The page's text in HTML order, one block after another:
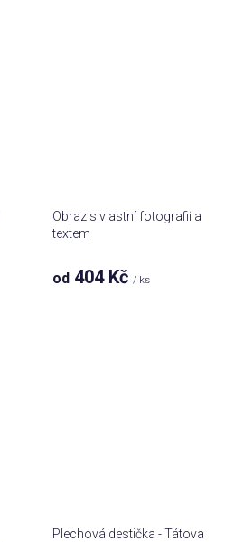
Obraz s vlastní fotografií a
textem
od 404 Kč/ ks
Plechová destička - Tátova